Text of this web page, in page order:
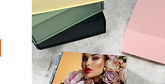
1.03 € 2.01 лв.
ВИЖ ДЕТАЙЛИ